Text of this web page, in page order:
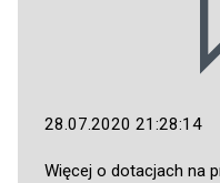
28.07.2020 21:28:14
Więcej o dotacjach na